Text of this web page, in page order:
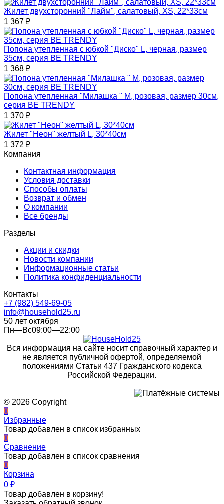
Жилет двухсторонний "Лайм", салатовый, XS, 22*33см
1 367 ₽
Попона утепленная с юбкой "Диско" L, черная, размер
35см, серия BE TRENDY
1 368 ₽
Попона утепленная "Милашка " M, розовая, размер 30см,
серия BE TRENDY
1 370 ₽
Жилет "Неон" желтый L, 30*40см
1 372 ₽
Компания
Контактная информация
Условия доставки
Способы оплаты
Возврат и обмен
О компании
Все бренды
Разделы
Акции и скидки
Новости компании
Информационные статьи
Политика конфиденциальности
Контакты
+7 (982) 549-69-05
info@household25.ru
50 лет октября
Пн—Вс09:00—22:00
Вся информация на сайте носит справочный характер и
не является публичной офертой, определяемой
положениями Статьи 437 Гражданского кодекса
Российской Федерации.
© 2026 Copyright
0
Избранные
Товар добавлен в список избранных
0
Сравнение
Товар добавлен в список сравнения
0
Корзина
0 ₽
Товар добавлен в корзину!